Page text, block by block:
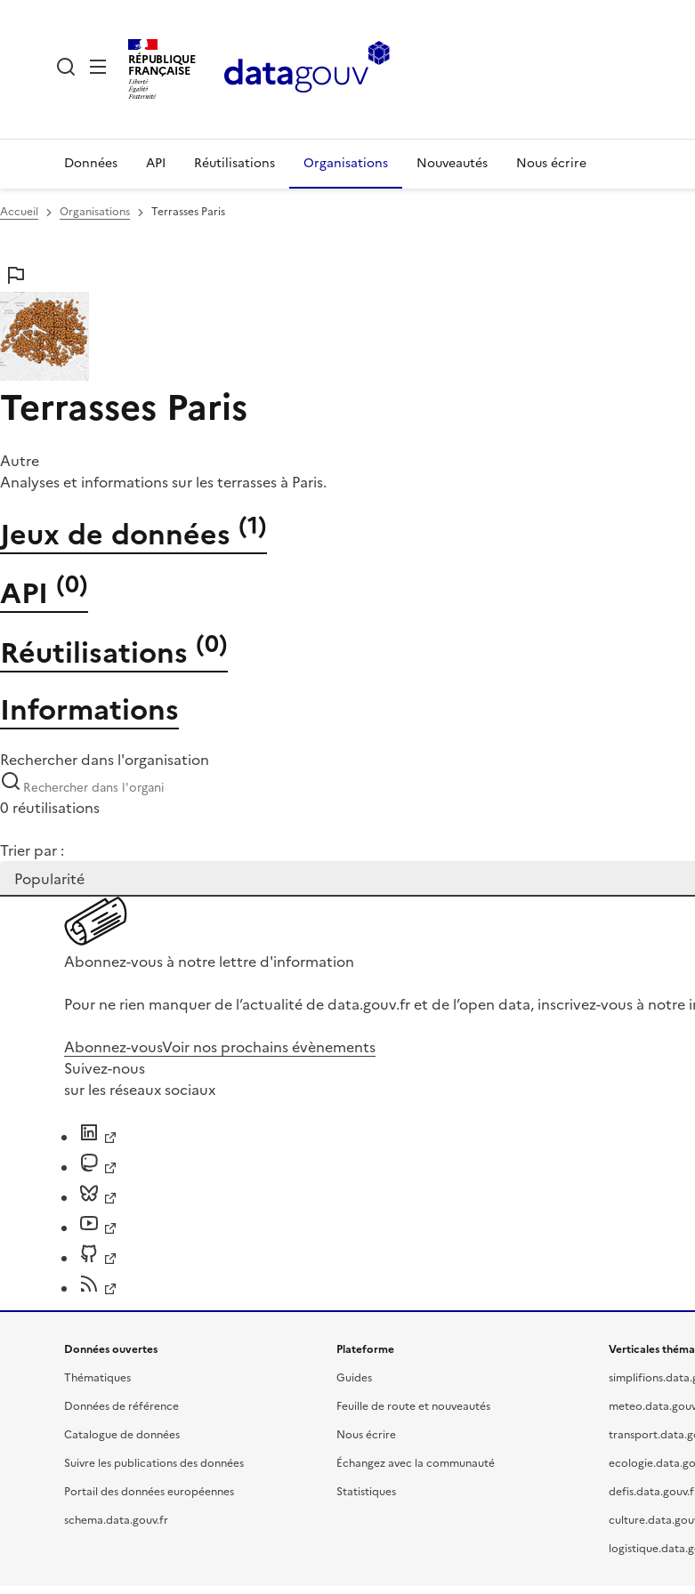
RÉPUBLIQUE
FRANÇAISE
Données API Réutilisations Organisations Nouveautés Nous écrire
Accueil Organisations Terrasses Paris
Terrasses Paris
Autre
Analyses et informations sur les terrasses à Paris.
Jeux de données (1)
API (0)
Réutilisations (0)
Informations
Rechercher dans l'organisation
0 réutilisations
Trier par :
Abonnez-vous à notre lettre d'information
Pour ne rien manquer de l’actualité de data.gouv.fr et de l’open data, inscrivez-vous à
Abonnez-vousVoir nos prochains évènements
Suivez-nous
sur les réseaux sociaux
Données ouvertes
Thématiques
Données de référence
Catalogue de données
Suivre les publications des données
Portail des données européennes
schema.data.gouv.fr
Plateforme
Guides
Feuille de route et nouveautés
Nous écrire
Échangez avec la communauté
Statistiques
Verticales